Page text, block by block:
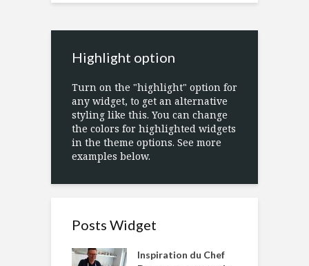
Highlight option
Turn on the "highlight" option for
any widget, to get an alternative
styling like this. You can change
the colors for highlighted widgets
in the theme options. See more
examples below.
Posts Widget
Inspiration du Chef